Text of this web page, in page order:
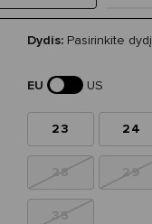
Dydis: Pasirinkite dydį
EU
US
23 24
28 29
35